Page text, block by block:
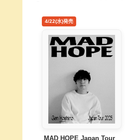
4/22(水)発売
MAD HOPE Japan Tour